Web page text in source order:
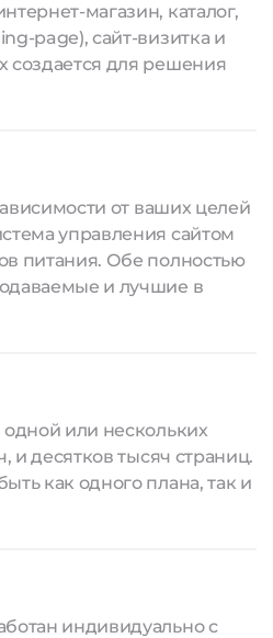
магазин, каталог,
page), сайт-визитка и
создается для решения
от ваших целей
управления сайтом
питания. Обе полностью
и лучшие в
одной или нескольких
и десятков тысяч страниц.
как одного плана, так и
индивидуально с